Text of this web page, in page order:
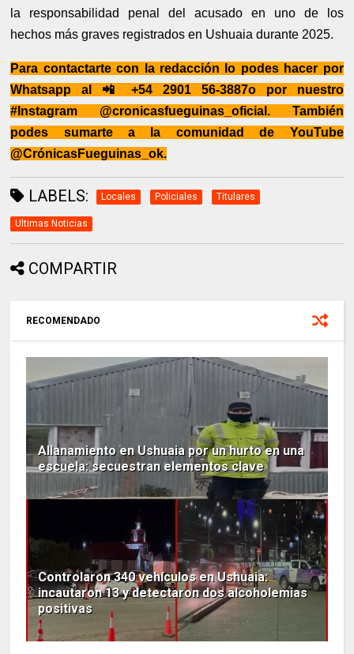
la responsabilidad penal del acusado en uno de los
hechos más graves registrados en Ushuaia durante 2025.
Para contactarte con la redacción lo podes hacer por
Whatsapp al 📲 +54 2901 56-3887o por nuestro
#Instagram @cronicasfueguinas_oficial. También
podes sumarte a la comunidad de YouTube
@CrónicasFueguinas_ok.
LABELS: Locales Policiales Titulares
Ultimas Noticias
COMPARTIR
RECOMENDADO
Allanamiento en Ushuaia por un hurto en una
escuela: secuestran elementos clave
Controlaron 340 vehículos en Ushuaia:
incautaron 13 y detectaron dos alcoholemias
positivas